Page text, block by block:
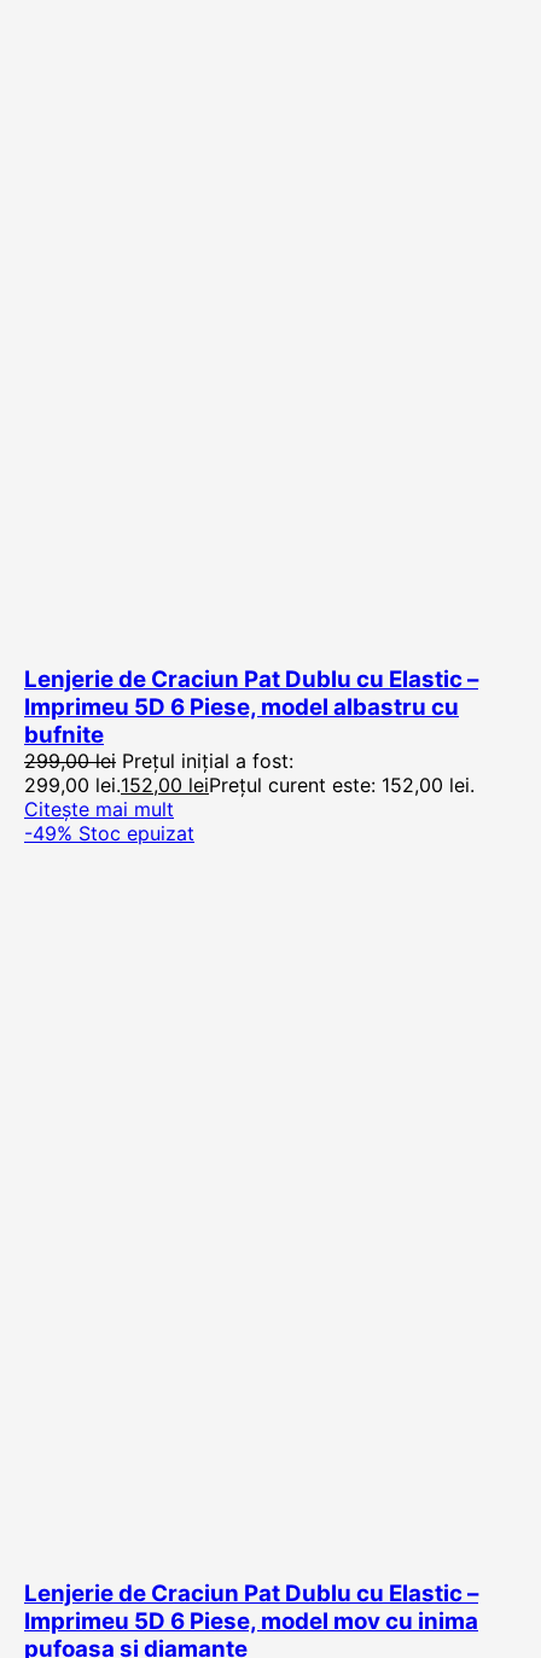
Lenjerie de Craciun Pat Dublu cu Elastic –
Imprimeu 5D 6 Piese, model albastru cu
bufnite
299,00lei Prețul inițial a fost:
299,00 lei.152,00 leiPrețul curent este: 152,00 lei.
Citește mai mult
-49% Stoc epuizat
Lenjerie de Craciun Pat Dublu cu Elastic –
Imprimeu 5D 6 Piese, model mov cu inima
pufoasa si diamante